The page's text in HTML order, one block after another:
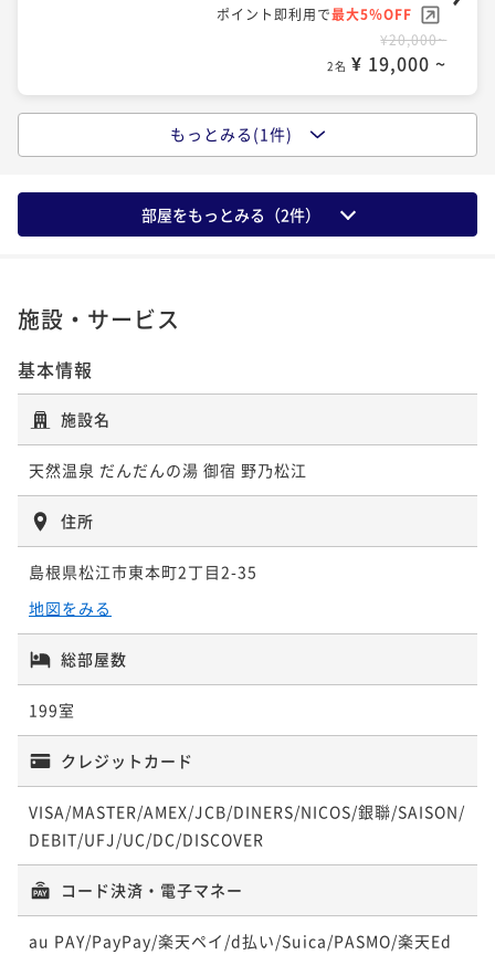
ポイント即利用で最大5％OFF
¥20,000~
2名 ¥ 19,000 ~
【大浴場×サウナでととのう！】ドーミーインスタン
現地決済可 事前決済可
IN 15:00 - 25:00 OUT11:00
ポイント即利用で最大5％OFF
もっとみる(1件)
部屋をもっとみる（2件）
施設・サービス
基本情報
施設名
天然温泉 だんだんの湯 御宿 野乃松江
住所
島根県松江市東本町2丁目2-35
地図をみる
総部屋数
199室
クレジットカード
VISA/MASTER/AMEX/JCB/DINERS/NICOS/銀聯/SAISON/
DEBIT/UFJ/UC/DC/DISCOVER
コード決済・電子マネー
au PAY/PayPay/楽天ペイ/d払い/Suica/PASMO/楽天Ed